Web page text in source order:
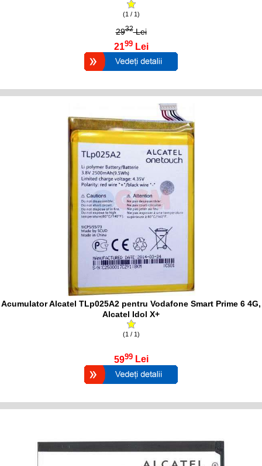
(1 / 1)
2932Lei
2199 Lei
Acumulator Alcatel TLp025A2 pentru Vodafone Smart Prime 6 4G,
Alcatel Idol X+
(1 / 1)
5999 Lei